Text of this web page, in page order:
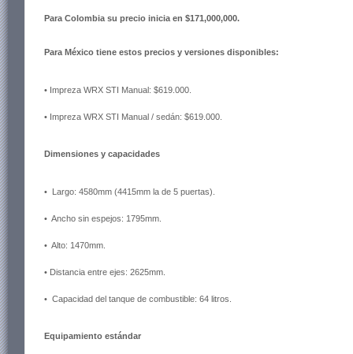
Para Colombia su precio inicia en $171,000,000.
Para México tiene estos precios y versiones disponibles:
• Impreza WRX STI Manual: $619.000.
• Impreza WRX STI Manual / sedán: $619.000.
Dimensiones y capacidades
• Largo: 4580mm (4415mm la de 5 puertas).
• Ancho sin espejos: 1795mm.
• Alto: 1470mm.
• Distancia entre ejes: 2625mm.
• Capacidad del tanque de combustible: 64 litros.
Equipamiento estándar